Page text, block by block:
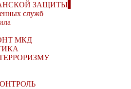
ЗАЩИТЫ
служб
МКД